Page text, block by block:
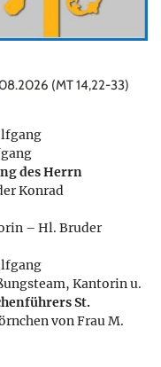
(MT 14,22-33)
des Herrn
Konrad
– Hl. Bruder
Kantorin u.
St.
von Frau M.